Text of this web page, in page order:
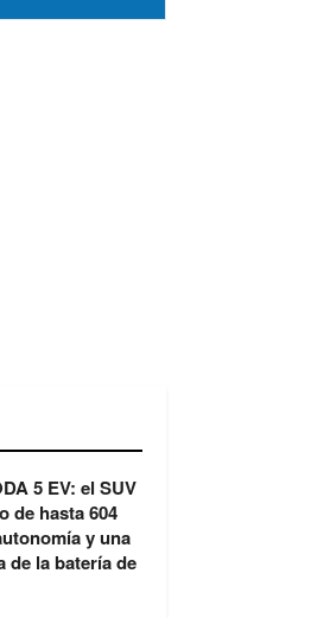
5 EV: el SUV
de hasta 604
y una
de la batería de